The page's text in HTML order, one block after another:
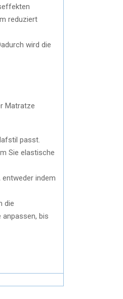
reduziert
wird die
Matratze
passt.
Sie elastische
indem
die
bis